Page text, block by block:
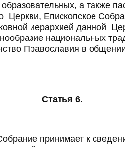
а также
Церкви, Епископское
иерархией данной
национальных
Православия в
Статья 6.
принимает к